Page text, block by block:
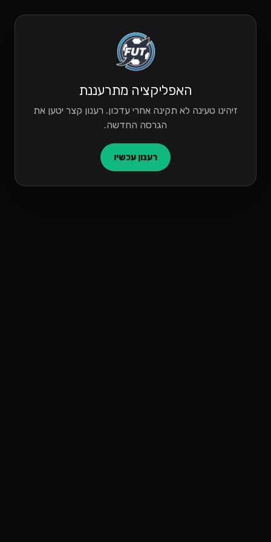
האפליקציה מתרעננת
זיהינו טעינה לא תקינה אחרי עדכון. רענון קצר יטען את
הגרסה החדשה.
רענון עכשיו